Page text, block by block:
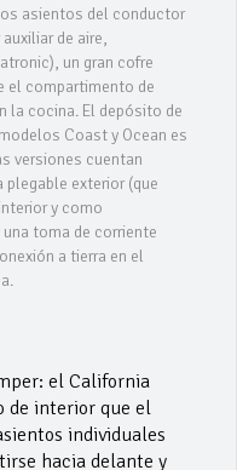
asientos del conductor
de aire,
un gran cofre
el compartimento de
la cocina. El depósito de
Coast y Ocean es
versiones cuentan
plegable exterior (que
y como
toma de corriente
a tierra en el
el California
de interior que el
individuales
hacia delante y